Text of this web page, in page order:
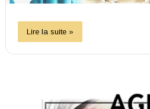
Lire la suite »